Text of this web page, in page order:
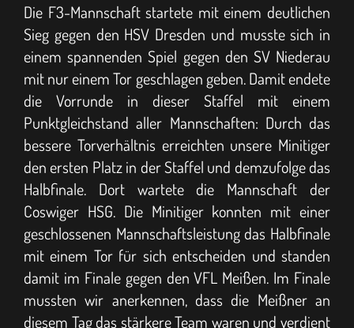
Die F3-Mannschaft startete mit einem deutlichen
Sieg gegen den HSV Dresden und musste sich in
einem spannenden Spiel gegen den SV Niederau
mit nur einem Tor geschlagen geben. Damit endete
die Vorrunde in dieser Staffel mit einem
Punktgleichstand aller Mannschaften: Durch das
bessere Torverhältnis erreichten unsere Minitiger
den ersten Platz in der Staffel und demzufolge das
Halbfinale. Dort wartete die Mannschaft der
Coswiger HSG. Die Minitiger konnten mit einer
geschlossenen Mannschaftsleistung das Halbfinale
mit einem Tor für sich entscheiden und standen
damit im Finale gegen den VFL Meißen. Im Finale
mussten wir anerkennen, dass die Meißner an
diesem Tag das stärkere Team waren und verdient